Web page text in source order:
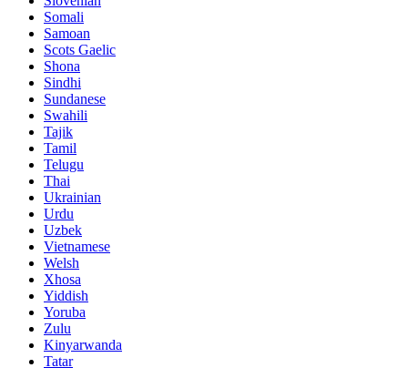
Somali
Samoan
Scots Gaelic
Shona
Sindhi
Sundanese
Swahili
Tajik
Tamil
Telugu
Thai
Ukrainian
Urdu
Uzbek
Vietnamese
Welsh
Xhosa
Yiddish
Yoruba
Zulu
Kinyarwanda
Tatar